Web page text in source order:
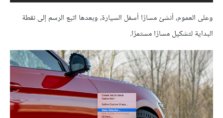
وعلى العموم، أنشئ مسارًا أسفل السيارة، وبعدها اتبع الرسم إلى نقطة
البداية لتشكيل مسارًا مستمرًا.